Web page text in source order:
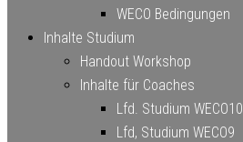
WECO Bedingungen
Inhalte Studium
Handout Workshop
Inhalte für Coaches
Lfd. Studium WECO10
Lfd, Studium WECO9